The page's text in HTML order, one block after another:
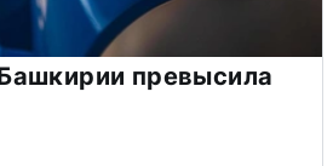
превысила